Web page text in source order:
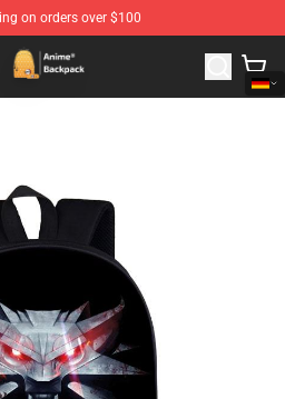
on orders over $100
- Official Anime Backpack Store